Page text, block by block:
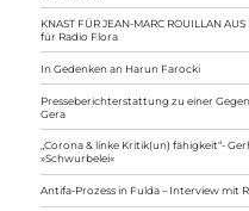
KNAST FÜR JEAN-MARC ROUILLAN
für Radio Flora
In Gedenken an Harun Farocki
Presseberichterstattung zu einer
Gera
„Corona & linke Kritik(un) fähigkeit“-
»Schwurbelei«
Antifa-Prozess in Fulda – Interview mit